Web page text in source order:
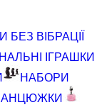
ВІБРАЦІЇ
ІГРАШКИ
НАБОРИ